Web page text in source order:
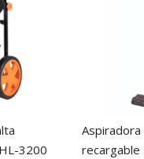
3200
Aspiradora
recargable